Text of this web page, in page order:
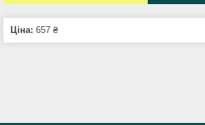
Ціна: 657 ₴